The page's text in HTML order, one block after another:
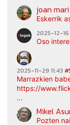
joan
Eskerrik
2025-12-16
Oso
2025-11-29 11:43
Marrazkien
https://
...
Mikel
Pozten